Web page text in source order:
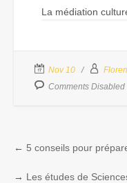
La médiation
Nov 10
Comments Disabled
← 5 conseils pour
→ Les études de